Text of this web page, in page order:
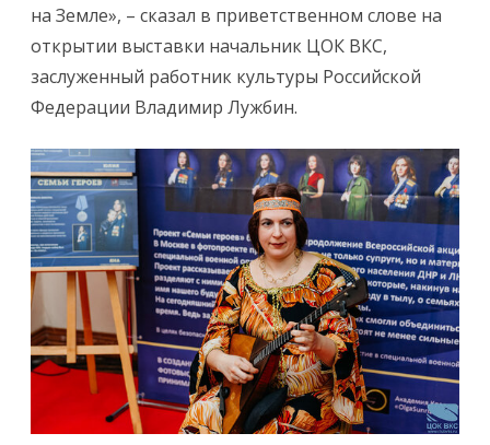
на Земле», – сказал в приветственном слове на
открытии выставки начальник ЦОК ВКС,
заслуженный работник культуры Российской
Федерации Владимир Лужбин.